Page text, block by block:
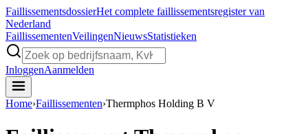
FaillissementsdossierHet complete faillissementsregister van
Nederland
FaillissementenVeilingenNieuwsStatistieken
InloggenAanmelden
Home›Faillissementen›Thermphos Holding B V